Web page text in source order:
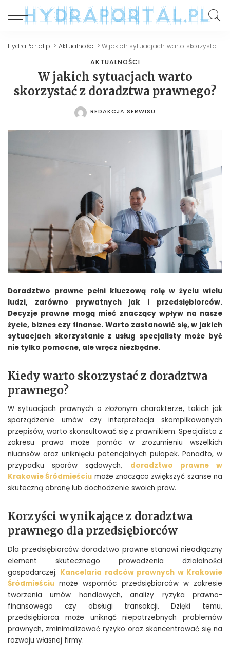
HydraPortal.pl > Aktualności >W jakich sytuacjach warto skorzystać z doradztwa prawnego?
AKTUALNOŚCI
W jakich sytuacjach warto
skorzystać z doradztwa prawnego?
POSTED
REDAKCJA SERWISU
Doradztwo prawne pełni kluczową rolę w życiu wielu
ludzi, zarówno prywatnych jak i przedsiębiorców.
Decyzje prawne mogą mieć znaczący wpływ na nasze
życie, biznes czy finanse. Warto zastanowić się, w jakich
sytuacjach skorzystanie z usług specjalisty może być
nie tylko pomocne, ale wręcz niezbędne.
Kiedy warto skorzystać z doradztwa
prawnego?
W sytuacjach prawnych o złożonym charakterze, takich jak
sporządzenie umów czy interpretacja skomplikowanych
przepisów, warto skonsultować się z prawnikiem. Specjalista z
zakresu prawa może pomóc w zrozumieniu wszelkich
niuansów oraz uniknięciu potencjalnych pułapek. Ponadto, w
przypadku sporów sądowych, doradztwo prawne w
Krakowie Śródmieściu może znacząco zwiększyć szanse na
skuteczną obronę lub dochodzenie swoich praw.
Korzyści wynikające z doradztwa
prawnego dla przedsiębiorców
Dla przedsiębiorców doradztwo prawne stanowi nieodłączny
element skutecznego prowadzenia działalności
gospodarczej. Kancelaria radców prawnych w Krakowie
Śródmieściu może wspomóc przedsiębiorców w zakresie
tworzenia umów handlowych, analizy ryzyka prawno-
finansowego czy obsługi transakcji. Dzięki temu,
przedsiębiorca może uniknąć niepotrzebnych problemów
prawnych, zminimalizować ryzyko oraz skoncentrować się na
rozwoju własnej firmy.